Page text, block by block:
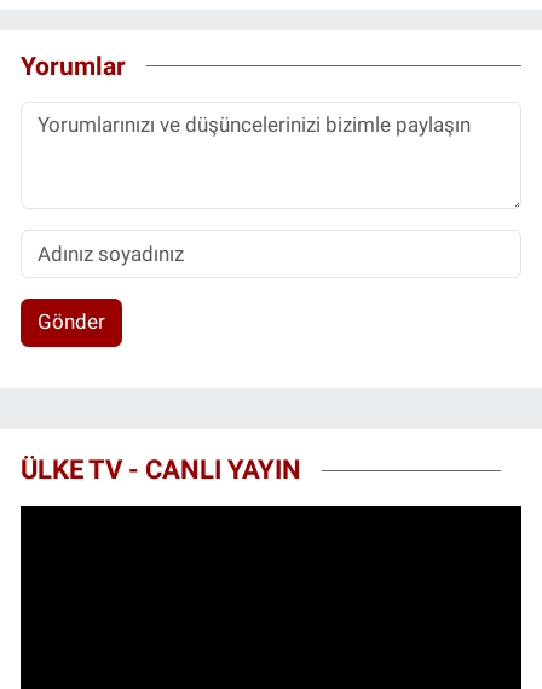
Yorumlar
Gönder
ÜLKE TV - CANLI YAYIN